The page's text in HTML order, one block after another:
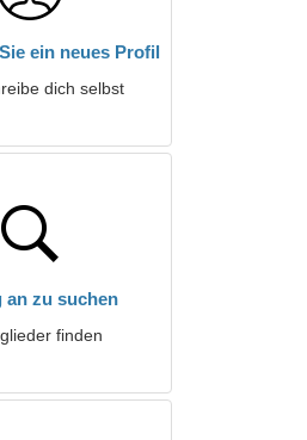
ein neues Profil
dich selbst
an zu suchen
finden